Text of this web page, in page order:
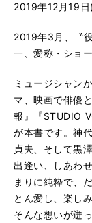
2019年12月19日
2019年3月、〝
一、愛称・ショー
ミュージシャン
マ、映画で俳優
報』『STUDIO
が本書です。神
貞夫、そして黒
出逢い、しあわ
まりに純粋で、
とん愛し、楽し
そんな想いが迸